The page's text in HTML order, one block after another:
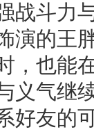
战斗力
演的王
，也能
义气继
好友的